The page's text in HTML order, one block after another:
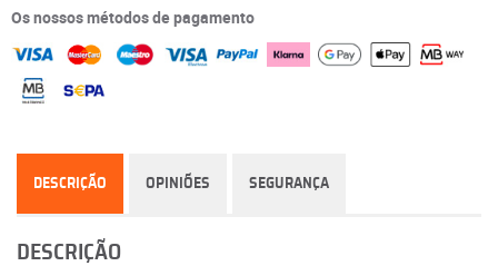
Os nossos métodos de pagamento
DESCRIÇÃO OPINIÕES SEGURANÇA
DESCRIÇÃO